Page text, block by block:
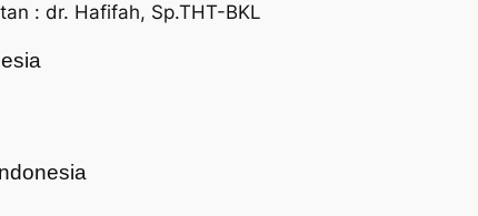
: dr. Hafifah, Sp.THT-BKL